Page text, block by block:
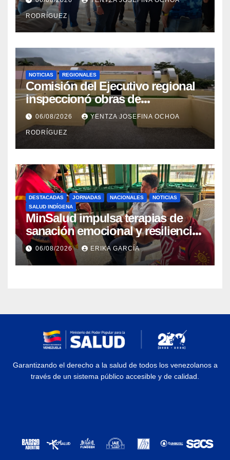
en La Guaira
RODRÍGUEZ
NOTICIAS REGIONALES
Comisión del Ejecutivo regional
inspeccionó obras de
recuperación en la Maternidad
Integral Aragua
06/08/2026 YENTZA JOSEFINA OCHOA
RODRÍGUEZ
DESTACADAS JORNADAS NACIONALES
NOTICIAS
SALUD INDÍGENA
MinSalud impulsa terapias de
sanación emocional y resiliencia
post-sismo junto a comunidades
indígenas en Caracas
06/08/2026 ERIKA GARCÍA
Garantizando el derecho a la salud de todos los venezolanos a
través de un sistema público accesible y de calidad.